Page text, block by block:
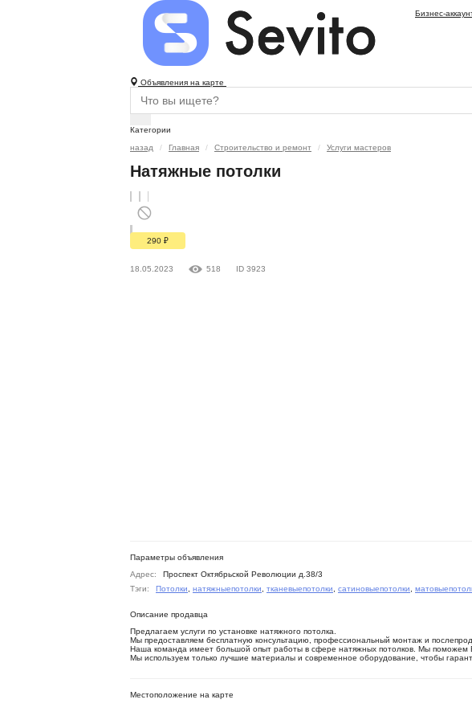
Бизнес-
Объявления на карте
Категории
назад
Главная Строительство и ремонт Услуги мастеров
Натяжные потолки
290 ₽
18.05.2023 518 ID 3923
Параметры объявления
Адрес:
Проспект Октябрьской Революции д.38/3
Тэги:
Потолки натяжныепотолки тканевыепотолки сатиновыепотолки
Описание продавца
Предлагаем услуги по установке натяжного потолка.
Мы предоставляем бесплатную консультацию, профессиональный монтаж и
Наша команда имеет большой опыт работы в сфере натяжных потолков. Мы поможем
Мы используем только лучшие материалы и современное оборудование, чтобы
Местоположение на карте